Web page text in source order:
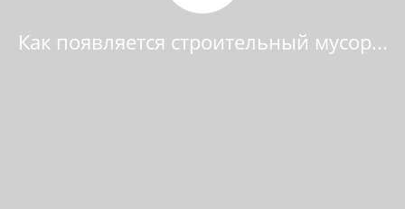
Как появляется строительный мусор...